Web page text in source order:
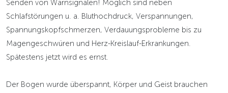
Senden von Warnsignalen! Möglich sind neben
Schlafstörungen u. a. Bluthochdruck, Verspannungen,
Spannungskopfschmerzen, Verdauungsprobleme bis zu
Magengeschwüren und Herz-Kreislauf-Erkrankungen.
Spätestens jetzt wird es ernst.
Der Bogen wurde überspannt, Körper und Geist brauchen